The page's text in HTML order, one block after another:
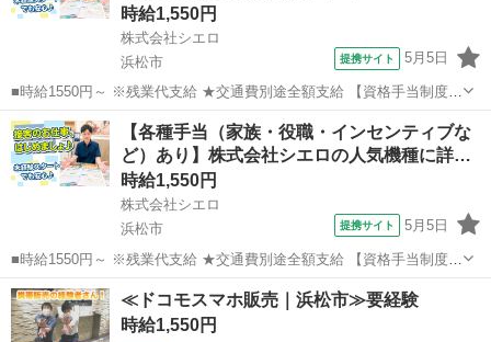
時給1,550円
株式会社シエロ
浜松市
提携サイト 5月5日
■時給1550円～ ※残業代支給 ★交通費別途全額支給 【資格手当制度】
au資格取得で5200～11400円/月支給 家電アドバイザー資格をお持ちの
方はグレードに合わせて2500～5000円/月支給 ※入社後獲得も対象
...
静岡 浜松市 携帯ショップ
【各種手当（家族・役職・インセンティブな
ど）あり】株式会社シエロの人気機種に詳…
時給1,550円
株式会社シエロ
浜松市
提携サイト 5月5日
■時給1550円～ ※残業代支給 ★交通費別途全額支給 【資格手当制度】
au資格取得で5200～11400円/月支給 家電アドバイザー資格をお持ちの
方はグレードに合わせて2500～5000円/月支給 ※入社後獲得も対象
...
静岡 浜松市 携帯ショップ
≪ドコモスマホ販売｜浜松市≫要経験
時給1,550円